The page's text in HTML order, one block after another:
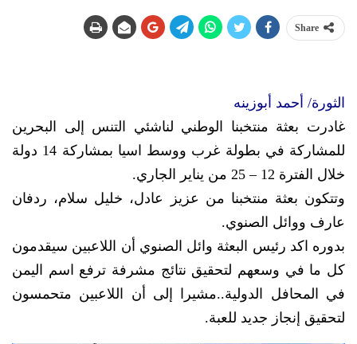
Share
الثورة/ أحمد أبوزينه
غادرت بعثة منتخبنا الوطني لناشئي التنس إلى البحرين
للمشاركة في بطولة غرب ووسط اسيا بمشاركة 14 دولة
خلال الفترة 12 – 25 من يناير الجاري.
وتتكون بعثة منتخبنا من عزيز عادل، خليل سلام، ردفان
عارف ووائل الصنوي.
بدوره اكد رئيس البعثة وائل الصنوي أن اللاعبين سيقدمون
كل ما في وسعهم لتحقيق نتائج مشرفة ترفع اسم اليمن
في المحافل الدولية..مشيرا إلى أن اللاعبين متحمسون
لتحقيق إنجاز جديد للعبة.